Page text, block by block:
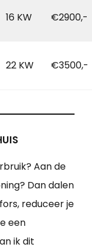
16 KW €2900,-
22 KW €3500,-
Aan de
Dan dalen
reduceer je
een
ik dit